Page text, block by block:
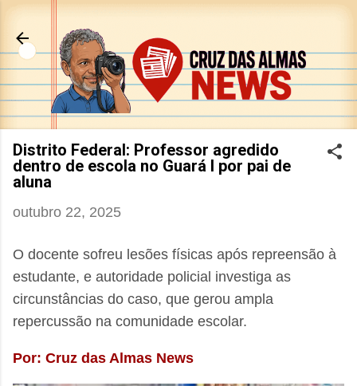
Distrito Federal: Professor agredido
dentro de escola no Guará I por pai de
aluna
outubro 22, 2025
O docente sofreu lesões físicas após repreensão à
estudante, e autoridade policial investiga as
circunstâncias do caso, que gerou ampla
repercussão na comunidade escolar.
Por: Cruz das Almas News